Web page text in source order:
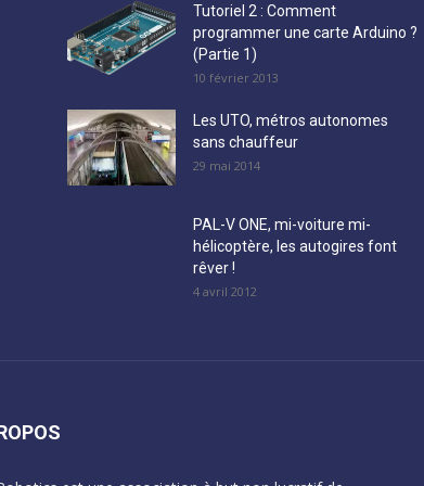
Tutoriel 2 : Comment
programmer une carte Arduino ?
(Partie 1)
10 février 2013
Les UTO, métros autonomes
sans chauffeur
29 mai 2014
PAL-V ONE, mi-voiture mi-
hélicoptère, les autogires font
rêver !
4 avril 2012